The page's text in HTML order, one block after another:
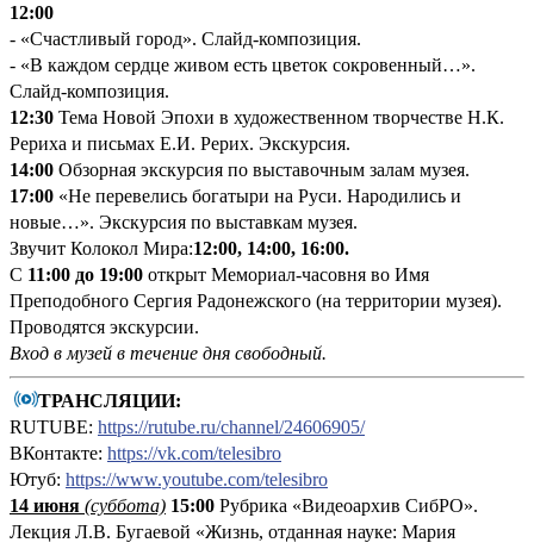
12:00
- «Счастливый город». Слайд-композиция.
- «В каждом сердце живом есть цветок сокровенный…».
Слайд-композиция.
12:30 Тема Новой Эпохи в художественном творчестве Н.К.
Рериха и письмах Е.И. Рерих. Экскурсия.
14:00 Обзорная экскурсия по выставочным залам музея.
17:00 «Не перевелись богатыри на Руси. Народились и
новые…». Экскурсия по выставкам музея.
Звучит Колокол Мира:12:00, 14:00, 16:00.
С 11:00 до 19:00 открыт Мемориал-часовня во Имя
Преподобного Сергия Радонежского (на территории музея).
Проводятся экскурсии.
Вход в музей в течение дня свободный.
ТРАНСЛЯЦИИ:
RUTUBE: https://rutube.ru/channel/24606905/
ВКонтакте: https://vk.com/telesibro
Ютуб: https://www.youtube.com/telesibro
14 июня (суббота) 15:00 Рубрика «Видеоархив СибРО».
Лекция Л.В. Бугаевой «Жизнь, отданная науке: Мария